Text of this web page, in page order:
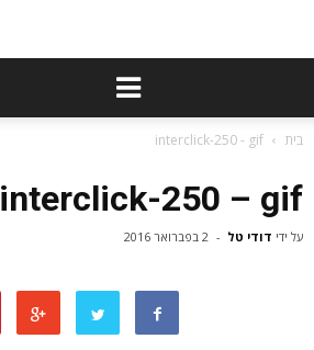
בית interclick-250 - gif
interclick-250 – gif
על ידי דודי טל - 2 בפברואר 2016